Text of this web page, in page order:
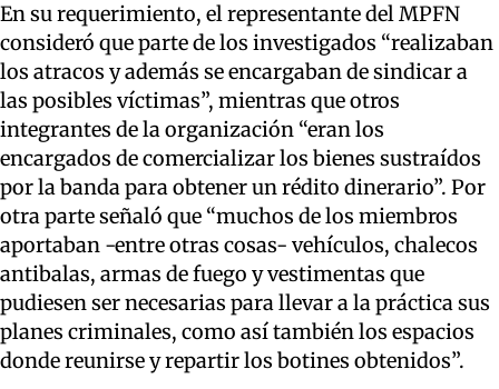
En su requerimiento, el representante del MPFN
consideró que parte de los investigados “realizaban
los atracos y además se encargaban de sindicar a
las posibles víctimas”, mientras que otros
integrantes de la organización “eran los
encargados de comercializar los bienes sustraídos
por la banda para obtener un rédito dinerario”. Por
otra parte señaló que “muchos de los miembros
aportaban -entre otras cosas- vehículos, chalecos
antibalas, armas de fuego y vestimentas que
pudiesen ser necesarias para llevar a la práctica sus
planes criminales, como así también los espacios
donde reunirse y repartir los botines obtenidos”.